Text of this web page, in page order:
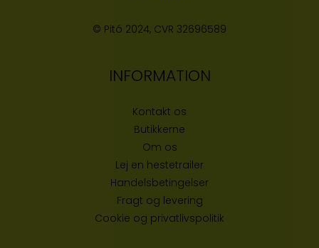
© Pitó 2024, CVR 32696589
INFORMATION
Kontakt os
Butikkerne
Om os
Lej en hestetrailer
Handelsbetingelser
Fragt og levering
Cookie og privatlivspolitik